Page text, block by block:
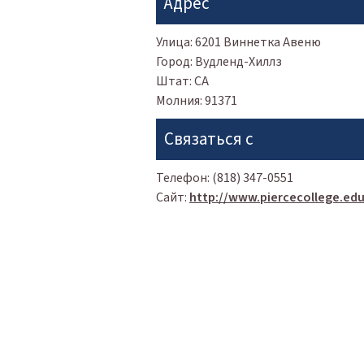
Улица:6201 Виннетка Авеню
Город: Вудленд-Хиллз
Штат:CA
Молния:91371
Связаться с
Телефон: (818) 347-0551
Сайт: http://